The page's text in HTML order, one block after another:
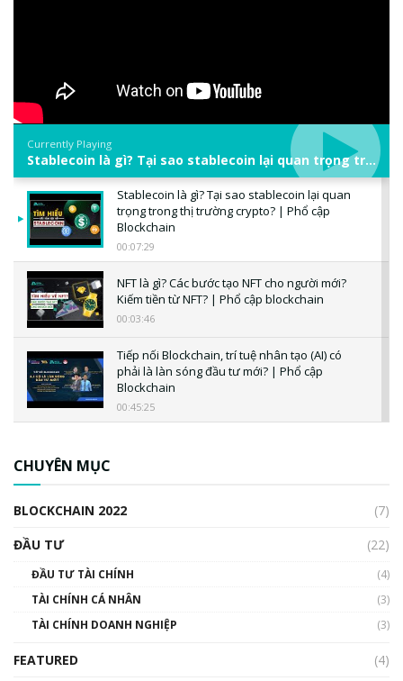
Currently Playing
Stablecoin là gì? Tại sao stablecoin lại quan trọng trong thị trường crypto? | Phổ cập Blockchain
Stablecoin là gì? Tại sao stablecoin lại quan
trọng trong thị trường crypto? | Phổ cập
Blockchain
00:07:29
NFT là gì? Các bước tạo NFT cho người mới?
Kiếm tiền từ NFT? | Phổ cập blockchain
00:03:46
Tiếp nối Blockchain, trí tuệ nhân tạo (AI) có
phải là làn sóng đầu tư mới? | Phổ cập
Blockchain
00:45:25
00:02:14
Nhìn lại năm 2022: Những sự kiện ảnh hưởng
đến hệ sinh thái tiền mã hoá | Phổ cập
CHUYÊN MỤC
BLOCKCHAIN 2022
(7)
ĐẦU TƯ
(22)
ĐẦU TƯ TÀI CHÍNH
(4)
TÀI CHÍNH CÁ NHÂN
(3)
TÀI CHÍNH DOANH NGHIỆP
(3)
FEATURED
(4)